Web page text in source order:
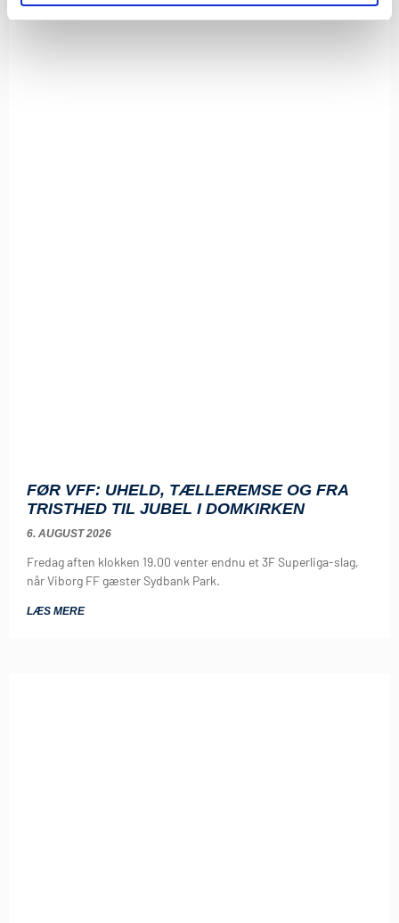
FØR VFF: UHELD, TÆLLEREMSE OG FRA
TRISTHED TIL JUBEL I DOMKIRKEN
6. AUGUST 2026
Fredag aften klokken 19.00 venter endnu et 3F Superliga-slag,
når Viborg FF gæster Sydbank Park.
LÆS MERE